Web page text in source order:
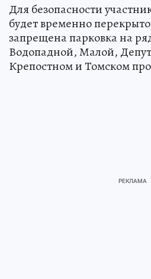
Для безопасности
будет временно
запрещена парковка на
Водопадной, Малой,
Крепостном и Томском